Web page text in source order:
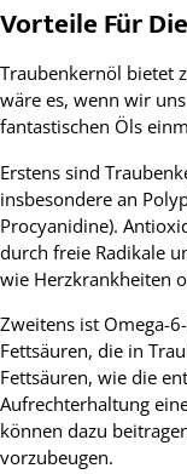
Vorteile Für
Traubenkernöl bietet
wäre es, wenn wir
fantastischen Öls
Erstens sind
insbesondere an
Procyanidine).
durch freie Radikale
wie Herzkrankheiten
Zweitens ist Omega-
Fettsäuren, die in
Fettsäuren, wie die
Aufrechterhaltung
können dazu
vorzubeugen.